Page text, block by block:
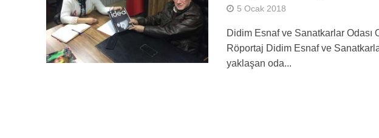
5 Ocak 2018
Didim Esnaf ve Sanatkarlar Odası
Röportaj Didim Esnaf ve
yaklaşan oda...